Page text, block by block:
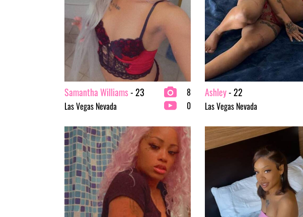
Samantha Williams- 23
Las Vegas Nevada
8
0
Ashley- 22
Las Vegas Nevada